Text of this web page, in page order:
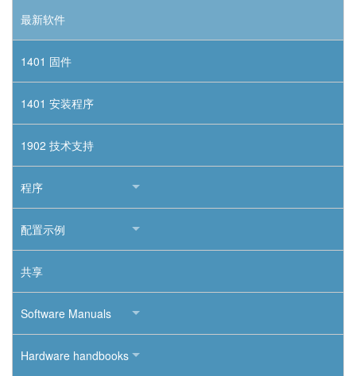
最新软件
1401 固件
1401 安装程序
1902 技术支持
程序
配置示例
共享
Software Manuals
Hardware handbooks